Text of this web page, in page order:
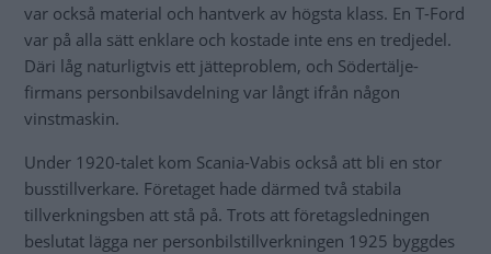
var också material och hantverk av högsta klass. En T-Ford
var på alla sätt enklare och kostade inte ens en tredjedel.
Däri låg naturligtvis ett jätteproblem, och Södertälje-
firmans personbilsavdelning var långt ifrån någon
vinstmaskin.
Under 1920-talet kom Scania-Vabis också att bli en stor
busstillverkare. Företaget hade därmed två stabila
tillverkningsben att stå på. Trots att företagsledningen
beslutat lägga ner personbilstillverkningen 1925 byggdes